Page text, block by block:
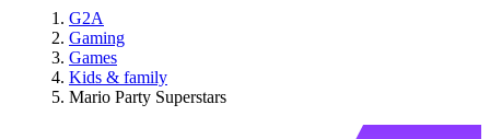
G2A
Gaming
Games
Kids & family
Mario Party Superstars